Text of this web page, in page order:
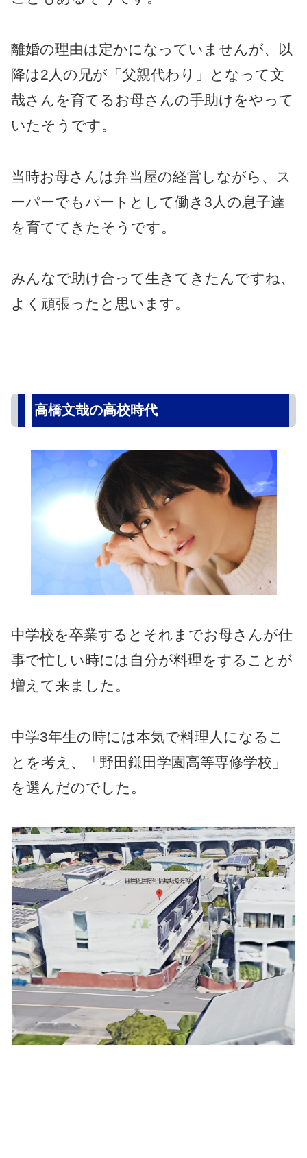
離婚の理由は定かになっていませんが、以
降は2人の兄が「父親代わり」となって文
哉さんを育てるお母さんの手助けをやって
いたそうです。
当時お母さんは弁当屋の経営しながら、ス
ーパーでもパートとして働き3人の息子達
を育ててきたそうです。
みんなで助け合って生きてきたんですね、
よく頑張ったと思います。
高橋文哉の高校時代
中学校を卒業するとそれまでお母さんが仕
事で忙しい時には自分が料理をすることが
増えて来ました。
中学3年生の時には本気で料理人になるこ
とを考え、「野田鎌田学園高等専修学校」
を選んだのでした。